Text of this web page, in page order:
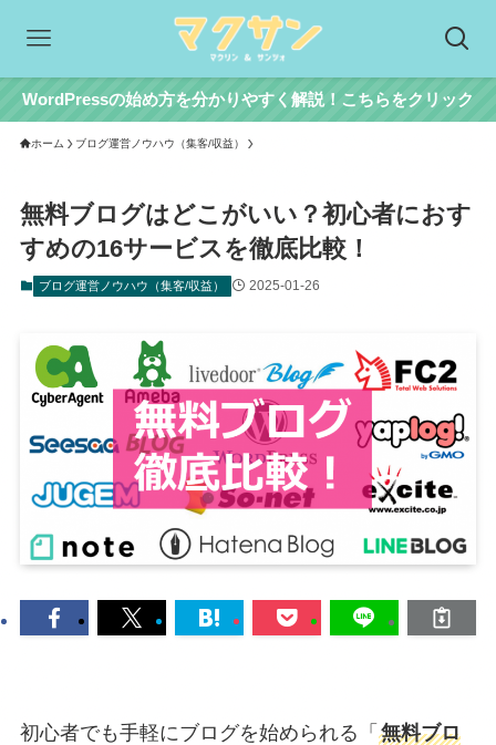
WordPressの始め方を分かりやすく解説！こちらをクリック
ホーム ブログ運営ノウハウ（集客/収益）
無料ブログはどこがいい？初心者におす
すめの16サービスを徹底比較！
ブログ運営ノウハウ（集客/収益） 2025-01-26
初心者でも手軽にブログを始められる「 無料ブロ